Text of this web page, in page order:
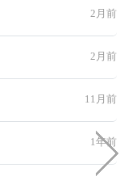
2月前
2月前
11月前
1年前